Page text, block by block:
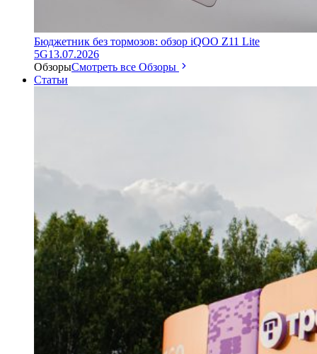
Бюджетник без тормозов: обзор iQOO Z11 Lite
5G13.07.2026
ОбзорыСмотреть все Обзоры
Статьи